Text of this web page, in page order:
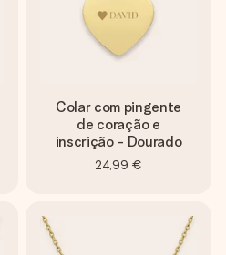
Colar com pingente
de coração e
inscrição - Dourado
24,99 €